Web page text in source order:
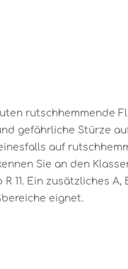
rutschhemmende
gefährliche Stürze
auf
Sie an den
11. Ein zusätzliches A,
eignet.